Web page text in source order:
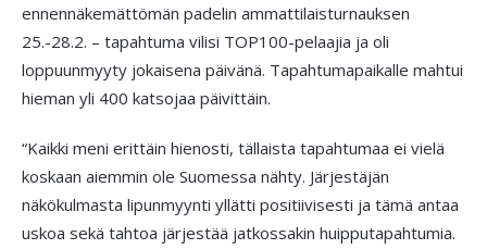
ennennäkemättömän padelin ammattilaisturnauksen
25.-28.2. – tapahtuma vilisi TOP100-pelaajia ja oli
loppuunmyyty jokaisena päivänä. Tapahtumapaikalle mahtui
hieman yli 400 katsojaa päivittäin.
“Kaikki meni erittäin hienosti, tällaista tapahtumaa ei vielä
koskaan aiemmin ole Suomessa nähty. Järjestäjän
näkökulmasta lipunmyynti yllätti positiivisesti ja tämä antaa
uskoa sekä tahtoa järjestää jatkossakin huipputapahtumia.